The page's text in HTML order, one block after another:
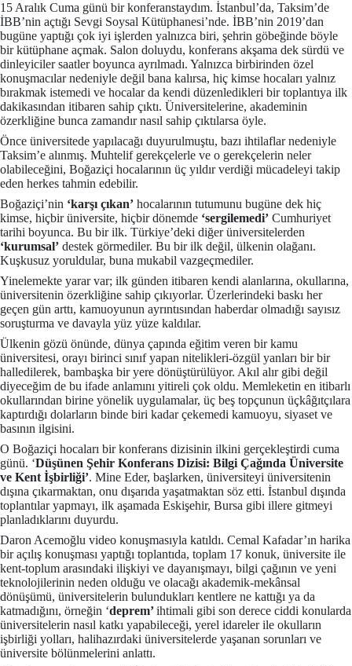
15 Aralık Cuma günü bir konferanstaydım. İstanbul’da, Taksim’de
İBB’nin açtığı Sevgi Soysal Kütüphanesi’nde. İBB’nin 2019’dan
bugüne yaptığı çok iyi işlerden yalnızca biri, şehrin göbeğinde böyle
bir kütüphane açmak. Salon doluydu, konferans akşama dek sürdü ve
dinleyiciler saatler boyunca ayrılmadı. Yalnızca birbirinden özel
konuşmacılar nedeniyle değil bana kalırsa, hiç kimse hocaları yalnız
bırakmak istemedi ve hocalar da kendi düzenledikleri bir toplantıya ilk
dakikasından itibaren sahip çıktı. Üniversitelerine, akademinin
özerkliğine bunca zamandır nasıl sahip çıktılarsa öyle.
Önce üniversitede yapılacağı duyurulmuştu, bazı ihtilaflar nedeniyle
Taksim’e alınmış. Muhtelif gerekçelerle ve o gerekçelerin neler
olabileceğini, Boğaziçi hocalarının üç yıldır verdiği mücadeleyi takip
eden herkes tahmin edebilir.
Boğaziçi’nin ‘karşı çıkan’ hocalarının tutumunu bugüne dek hiç
kimse, hiçbir üniversite, hiçbir dönemde ‘sergilemedi’ Cumhuriyet
tarihi boyunca. Bu bir ilk. Türkiye’deki diğer üniversitelerden
‘kurumsal’ destek görmediler. Bu bir ilk değil, ülkenin olağanı.
Kuşkusuz yoruldular, buna mukabil vazgeçmediler.
Yinelemekte yarar var; ilk günden itibaren kendi alanlarına, okullarına,
üniversitenin özerkliğine sahip çıkıyorlar. Üzerlerindeki baskı her
geçen gün arttı, kamuoyunun ayrıntısından haberdar olmadığı sayısız
soruşturma ve davayla yüz yüze kaldılar.
Ülkenin gözü önünde, dünya çapında eğitim veren bir kamu
üniversitesi, orayı birinci sınıf yapan nitelikleri-özgül yanları bir bir
halledilerek, bambaşka bir yere dönüştürülüyor. Akıl alır gibi değil
diyeceğim de bu ifade anlamını yitireli çok oldu. Memleketin en itibarlı
okullarından birine yönelik uygulamalar, üç beş topçunun üçkâğıtçılara
kaptırdığı dolarların binde biri kadar çekemedi kamuoyu, siyaset ve
basının ilgisini.
O Boğaziçi hocaları bir konferans dizisinin ilkini gerçekleştirdi cuma
günü. ‘Düşünen Şehir Konferans Dizisi: Bilgi Çağında Üniversite
ve Kent İşbirliği’. Mine Eder, başlarken, üniversiteyi üniversitenin
dışına çıkarmaktan, onu dışarıda yaşatmaktan söz etti. İstanbul dışında
toplantılar yapmayı, ilk aşamada Eskişehir, Bursa gibi illere gitmeyi
planladıklarını duyurdu.
Daron Acemoğlu video konuşmasıyla katıldı. Cemal Kafadar’ın harika
bir açılış konuşması yaptığı toplantıda, toplam 17 konuk, üniversite ile
kent-toplum arasındaki ilişkiyi ve dayanışmayı, bilgi çağının ve yeni
teknolojilerinin neden olduğu ve olacağı akademik-mekânsal
dönüşümü, üniversitelerin bulundukları kentlere ne kattığı ya da
katmadığını, örneğin ‘deprem’ihtimali gibi son derece ciddi konularda
üniversitelerin nasıl katkı yapabileceği, yerel idareler ile okulların
işbirliği yolları, halihazırdaki üniversitelerde yaşanan sorunları ve
üniversite bölünmelerini anlattı.